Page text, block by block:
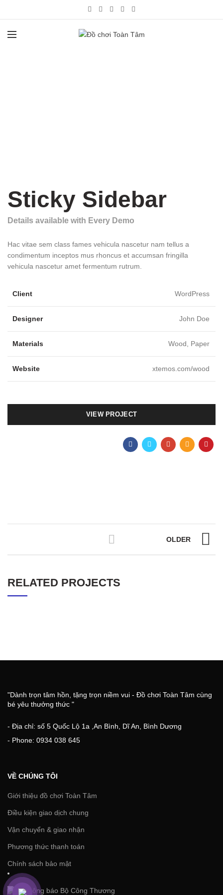
Sticky Sidebar
Details available with Every Demo
Hac vitae sem class fames vehicula nascetur nam tellus a
condimentum inceptos mus rhoncus et accumsan fringilla
vehicula nascetur amet fermentum rutrum.
Client WordPress
Designer John Doe
Materials Wood, Paper
Website xtemos.com/wood
VIEW PROJECT
OLDER
RELATED PROJECTS
"Dành trọn tâm hồn, tặng trọn niềm vui - Đồ chơi Toàn Tâm cùng
bé yêu thưởng thức "
- Địa chỉ: số 5 Quốc Lộ 1a ,An Bình, Dĩ An, Bình Dương
- Phone: 0934 038 645
VỀ CHÚNG TÔI
Giới thiệu đồ chơi Toàn Tâm
Điều kiện giao dịch chung
Vận chuyển & giao nhận
Phương thức thanh toán
Chính sách bảo mật